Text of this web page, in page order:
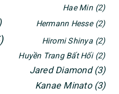
Hae Min (2)
Hermann Hesse (2)
Hiromi Shinya (2)
Huyền Trang Bất Hối (2)
Jared Diamond (3)
Kanae Minato (3)